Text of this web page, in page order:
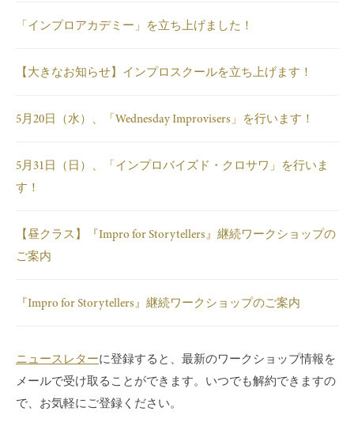
「インプロアカデミー」を立ち上げました！
【大きなお知らせ】インプロスクールを立ち上げます！
5月20日（水）、「Wednesday Improvisers」を行います！
5月31日（日）、「インプロバイズド・クロサワ」を行いま
す！
【昼クラス】『Impro for Storytellers』継続ワークショップの
ご案内
『Impro for Storytellers』継続ワークショップのご案内
ニュースレターに登録すると、最新のワークショップ情報を
メールで受け取ることができます。いつでも解約できますの
で、お気軽にご登録ください。